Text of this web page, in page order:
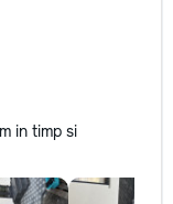
in timp si